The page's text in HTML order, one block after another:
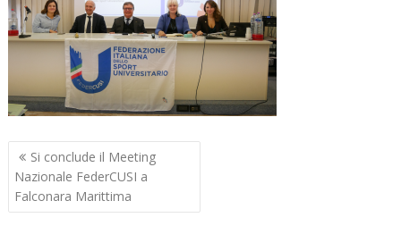
Navigazione
articoli
Si conclude il Meeting
Nazionale FederCUSI a
Falconara Marittima